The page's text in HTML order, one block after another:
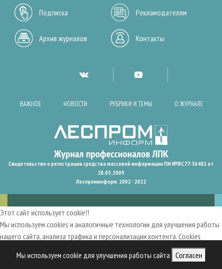
Мы используем cookie для улучшения работы сайта Согласен
Подписка Рекламодателям
Архив журналов Контакты
ВАЖНОЕ НОВОСТИ РУБРИКИ И ТЕМЫ О ЖУРНАЛЕ
Свидетельство о регистрации средства массовой информации ПИ №ФС77-36401 от
28.05.2009
Леспроминформ. 2002 - 2022
Этот сайт использует cookie!!
Мы используем cookies и аналогичные технологии для улучшения работы
нашего сайта, анализа трафика и персонализации контента. Cookies
пользовательский опыт